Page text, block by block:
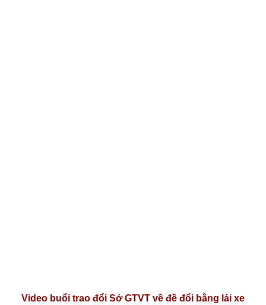
Video buổi trao đổi Sở GTVT về đề đổi bằng lái xe